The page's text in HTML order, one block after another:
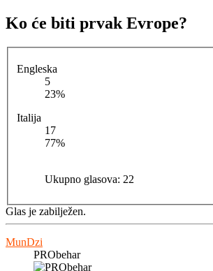
Ko će biti prvak Evrope?
Engleska
5
23%
Italija
17
77%
Ukupno glasova: 22
Glas je zabilježen.
MunDzi
PRObehar